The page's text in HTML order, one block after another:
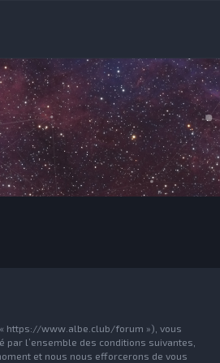
« https://www.albe.club/forum »), vous
par l’ensemble des conditions suivantes,
et nous nous efforcerons de vous